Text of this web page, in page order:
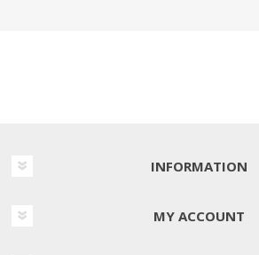
INFORMATION
MY ACCOUNT